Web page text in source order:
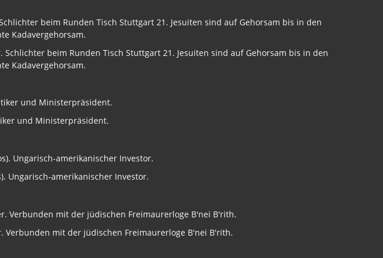
beim Runden Tisch Stuttgart 21. Jesuiten sind auf Gehorsam bis in den
Kadavergehorsam.
und Ministerpräsident.
Ungarisch-amerikanischer Investor.
Verbunden mit der jüdischen Freimaurerloge B'nei B'rith.